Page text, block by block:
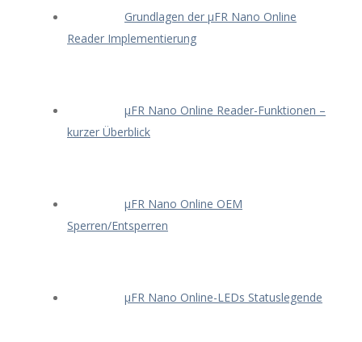
Grundlagen der μFR Nano Online
Reader Implementierung
μFR Nano Online Reader-Funktionen –
kurzer Überblick
μFR Nano Online OEM
Sperren/Entsperren
μFR Nano Online-LEDs Statuslegende